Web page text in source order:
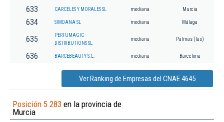
633 CARCELES Y MORALES SL mediana Murcia
634 SIMDANA SL mediana Málaga
635
PERFUMAGIC
DISTRIBUTIONS SL
mediana Palmas (las)
636 BARCEBEAUTY S.L. mediana Barcelona
Ver Ranking de Empresas del CNAE 4645
Posición 5.283 en la provincia de
Murcia